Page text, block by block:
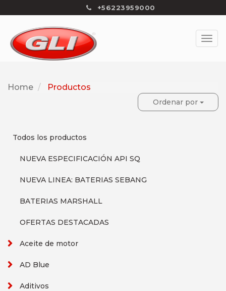
+56223959000
Home Productos
Ordenar por
Todos los productos
NUEVA ESPECIFICACIÓN API SQ
NUEVA LINEA: BATERIAS SEBANG
BATERIAS MARSHALL
OFERTAS DESTACADAS
Aceite de motor
AD Blue
Aditivos